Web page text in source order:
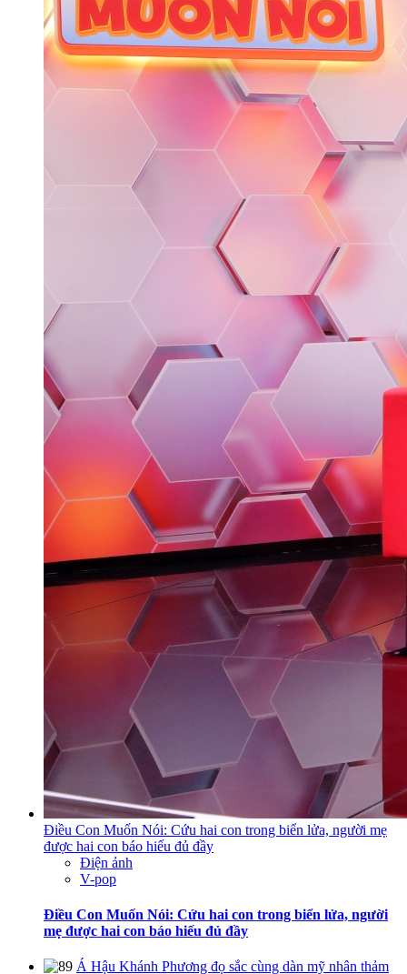
Điều Con Muốn Nói: Cứu hai con trong biển lửa, người mẹ
được hai con báo hiếu đủ đầy
Điện ảnh
V-pop
Điều Con Muốn Nói: Cứu hai con trong biển lửa, người
mẹ được hai con báo hiếu đủ đầy
Á Hậu Khánh Phương đọ sắc cùng dàn mỹ nhân thảm